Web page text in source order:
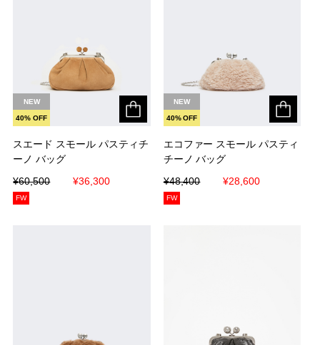
スエード スモール パスティチ
ーノ バッグ
¥60,500
¥36,300
NEW
40% OFF
スエード スモール パスティチ
ーノ バッグ
¥60,500
¥36,300
FW
エコファー スモール パスティ
チーノ バッグ
¥48,400
¥28,600
NEW
40% OFF
エコファー スモール パスティ
チーノ バッグ
¥48,400
¥28,600
FW